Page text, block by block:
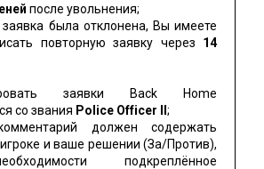
после увольнения;
была отклонена, Вы имеете
повторную заявку через 14
заявки Back Home
со звания Police Officer II;
должен содержать
и ваше решении (За/Против),
подкреплённое